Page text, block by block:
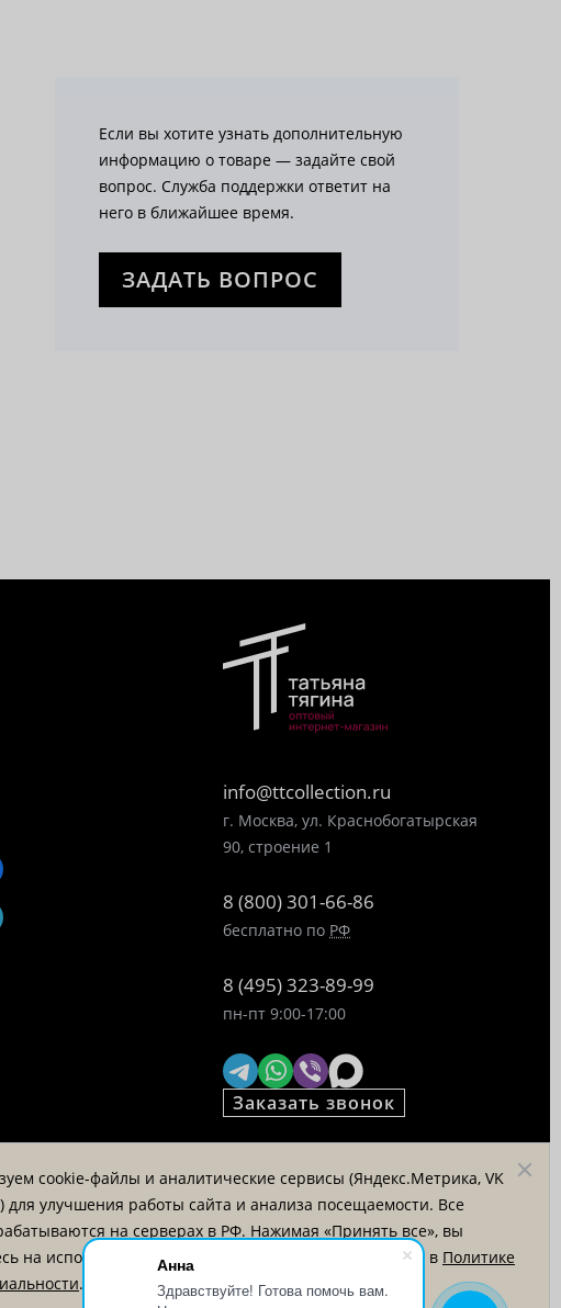
Анна
Здравствуйте! Готова помочь вам.
Если вы хотите узнать дополнительную
информацию о товаре — задайте свой
вопрос. Служба поддержки ответит на
него в ближайшее время.
ЗАДАТЬ ВОПРОС
info@ttcollection.ru
г. Москва, ул. Краснобогатырская
90, строение 1
8 (800) 301-66-86
бесплатно по РФ
8 (495) 323-89-99
пн-пт 9:00-17:00
Заказать звонок
Вся информация на сайте
представлена для ознакомления и
не является публичной офертой
cookie-файлы и аналитические сервисы (Яндекс.Метрика, VK
для улучшения работы сайта и анализа посещаемости. Все
на серверах в РФ. Нажимая «Принять все», вы
на использование аналитических cookie. Подробнее в Политике
.